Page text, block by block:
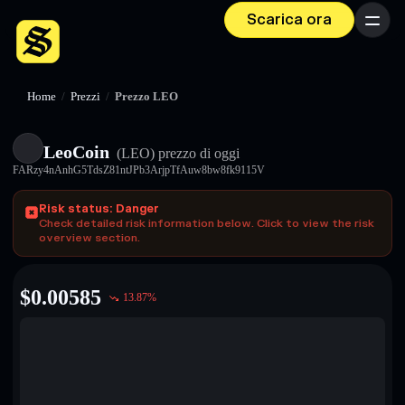
Scarica ora Menu
Home / Prezzi / Prezzo LEO
LeoCoin (LEO) prezzo di oggi
FARzy4nAnhG5TdsZ81ntJPb3ArjpTfAuw8bw8fk9115V
Risk status: Danger
Check detailed risk information below. Click to view the risk
overview section.
$0.00585 13.87%